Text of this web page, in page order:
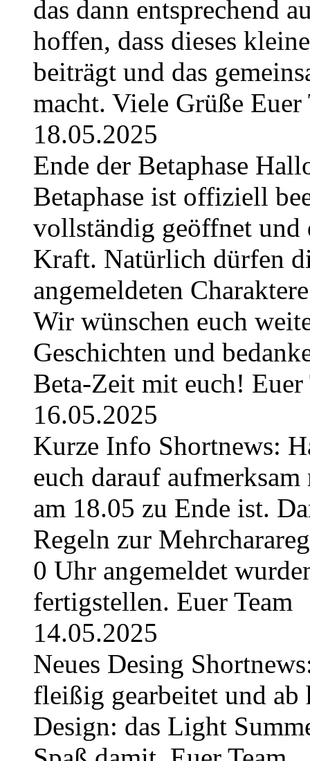
das dann entsprechend
hoffen, dass dieses
beiträgt und das
macht. Viele Grüße Euer
18.05.2025
Ende der Betaphase
Betaphase ist offiziell
vollständig geöffnet und
Kraft. Natürlich dürfen
angemeldeten
Wir wünschen euch
Geschichten und
Beta-Zeit mit euch! Euer
16.05.2025
Kurze Info Shortnews:
euch darauf aufmerksam
am 18.05 zu Ende ist.
Regeln zur
0 Uhr angemeldet
fertigstellen. Euer Team
14.05.2025
Neues Desing
fleißig gearbeitet und ab
Design: das Light